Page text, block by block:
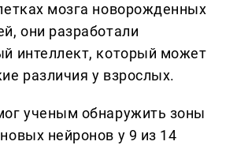
мозга новорожденных
они разработали
интеллект, который может
различия у взрослых.
ученым обнаружить зоны
нейронов у 9 из 14